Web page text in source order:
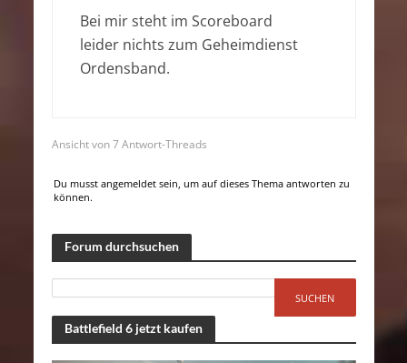
Bei mir steht im Scoreboard
leider nichts zum Geheimdienst
Ordensband.
Ansicht von 7 Antwort-Threads
Du musst angemeldet sein, um auf dieses Thema antworten zu
können.
Forum durchsuchen
Battlefield 6 jetzt kaufen